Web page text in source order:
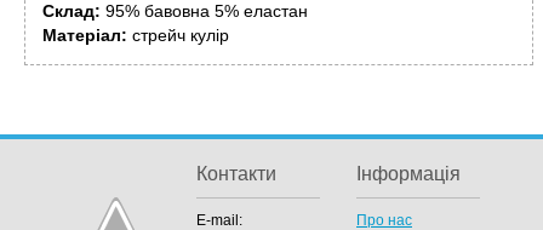
Склад: 95% бавовна 5% еластан
Матеріал: стрейч кулір
Контакти
E-mail:
Інформація
Про нас